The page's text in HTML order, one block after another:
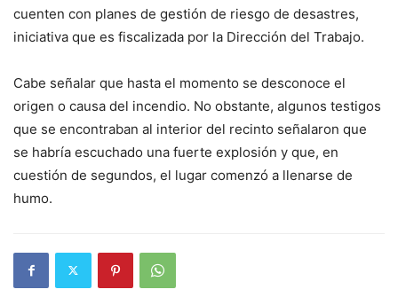
cuenten con planes de gestión de riesgo de desastres,
iniciativa que es fiscalizada por la Dirección del Trabajo.
Cabe señalar que hasta el momento se desconoce el
origen o causa del incendio. No obstante, algunos testigos
que se encontraban al interior del recinto señalaron que
se habría escuchado una fuerte explosión y que, en
cuestión de segundos, el lugar comenzó a llenarse de
humo.